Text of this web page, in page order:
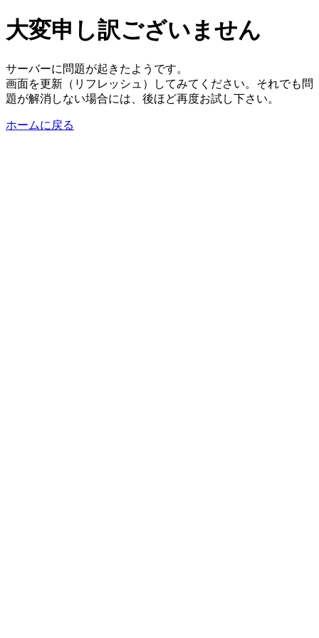
大変申し訳ございません
サーバーに問題が起きたようです。
画面を更新（リフレッシュ）してみてください。それでも問
題が解消しない場合には、後ほど再度お試し下さい。
ホームに戻る